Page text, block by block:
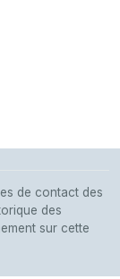
de contact des
des
sur cette